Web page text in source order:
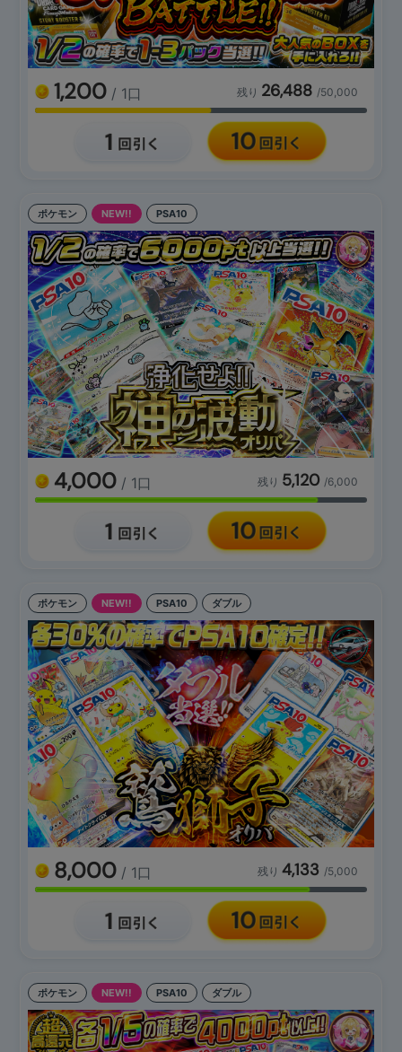
1,200 / 1口 残り 26,488 /50,000
ポケモン NEW!! PSA10
4,000 / 1口 残り 5,120 /6,000
ポケモン NEW!! PSA10 ダブル
8,000 / 1口 残り 4,133 /5,000
ポケモン NEW!! PSA10 ダブル